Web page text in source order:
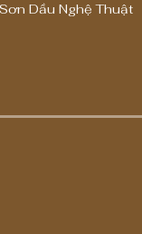
Dầu Nghệ Thuật